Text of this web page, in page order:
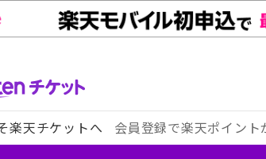
楽天チケットへ 会員登録で楽天ポイント